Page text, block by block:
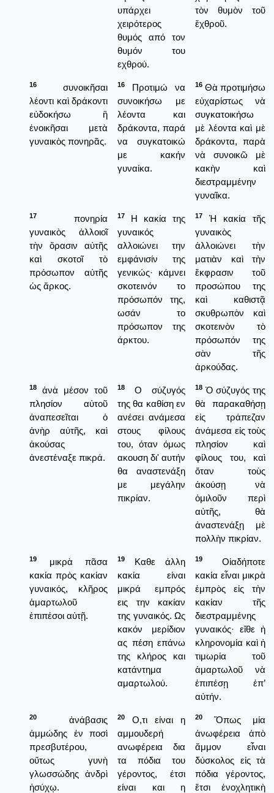
υπάρχει
χειρότερος
θυμός από τον
θυμόν του
εχθρού.
τὸν θυμὸν τοῦ
ἔχθροῦ.
16
συνοικῆσαι
λέοντι καὶ δράκοντι
εὐδοκήσω ἢ
ἐνοικῆσαι μετὰ
γυναικὸς πονηρᾶς.
16
Προτιμώ να
συνοικήσω με
λέοντα και
δράκοντα, παρά
να συγκατοικώ
με κακήν
γυναίκα.
16 Θὰ προτιμήσω
εὐχαρίστως νὰ
συγκατοικήσω
μὲ λέοντα καὶ μὲ
δράκοντα, παρὰ
νὰ συνοικῶ μὲ
κακὴν καὶ
διεστραμμένην
γυναῖκα.
17
πονηρία
γυναικὸς ἀλλοιοῖ
τὴν ὅρασιν αὐτῆς
καὶ σκοτοῖ τὸ
πρόσωπον αὐτῆς
ὡς ἄρκος.
17
Η κακία της
γυναικός
αλλοιώνει την
εμφάνισίν της
γενικώς· κάμνει
σκοτεινόν το
πρόσωπόν της,
ωσάν το
πρόσωπον της
άρκτου.
17
Ἡ κακία τῆς
γυναικὸς
ἀλλοιώνει τὴν
ματιὰν καὶ τὴν
ἔκφρασιν τοῦ
προσώπου της
καὶ καθιστᾷ
σκυθρωπὸν καὶ
σκοτεινὸν τὸ
πρόσωπόν της
σὰν τῆς
ἀρκούδας.
18
ἀνὰ μέσον τοῦ
πλησίον αὐτοῦ
ἀναπεσεῖται ὁ
ἀνὴρ αὐτῆς, καὶ
ἀκούσας
ἀνεστέναξε πικρά.
18
Ο σύζυγός
της θα καθίση εν
ανέσει ανάμεσα
στους φίλους
του, όταν όμως
ακουση δι' αυτήν
θα αναστενάξη
με μεγάλην
πικρίαν.
18 Ὁ σύζυγός της
θὰ παρακαθήσῃ
εἰς τράπεζαν
ἀνάμεσα εἰς τοὺς
πλησίον καὶ
φίλους του, καὶ
ὅταν τοὺς
ἀκούσῃ νὰ
ὁμιλοῦν περὶ
αὐτῆς, θὰ
ἀναστενάξῃ μὲ
πολλὴν πικρίαν.
19
μικρὰ πᾶσα
κακία πρὸς κακίαν
γυναικός, κλῆρος
ἁμαρτωλοῦ
ἐπιπέσοι αὐτῇ.
19
Καθε άλλη
κακία είναι
μικρά εμπρός
εις την κακίαν
της γυναικός. Ως
κακόν μερίδιον
ας πέση επάνω
της κλήρος και
κατάντημα
αμαρτωλού.
19
Οἱαδήποτε
κακία εἶναι μικρὰ
ἐμπρὸς εἰς τὴν
κακίαν τῆς
διεστραμμένης
γυναικός· εἴθε ἡ
κληρονομία καὶ ἡ
τιμωρία τοῦ
ἁμαρτωλοῦ νὰ
ἐπιπέσῃ ἐπ’
αὐτήν.
20
ἀνάβασις
ἀμμώδης ἐν ποσὶ
πρεσβυτέρου,
οὕτως γυνὴ
γλωσσώδης ἀνδρὶ
ἡσύχῳ.
20
Ο,τι είναι η
αμμουδερή
ανωφέρεια δια
τα πόδια του
γέροντος, έτσι
είναι και η
20
Ὅπως μία
ἀνωφέρεια ἀπὸ
ἄμμον εἶναι
δύσκολος εἰς τὰ
πόδια γέροντος,
ἔτσι ἐνοχλητικὴ